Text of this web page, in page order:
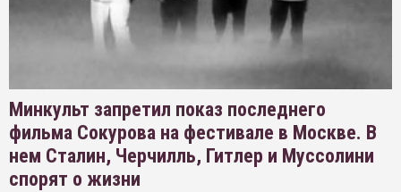
Минкульт запретил показ последнего
фильма Сокурова на фестивале в Москве. В
нем Сталин, Черчилль, Гитлер и Муссолини
спорят о жизни